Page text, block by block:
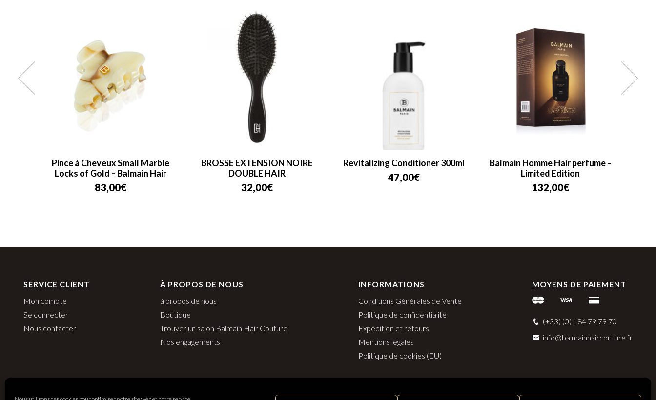
Pince à Cheveux Small Marble
Locks of Gold – Balmain Hair
83,00€
BROSSE EXTENSION NOIRE
DOUBLE HAIR
32,00€
Revitalizing Conditioner 300ml
47,00€
Balmain Homme Hair perfume –
Limited Edition
132,00€
SERVICE CLIENT
Mon compte
Se connecter
Nous contacter
À PROPOS DE NOUS
à propos de nous
Boutique
Trouver un salon Balmain Hair Couture
Nos engagements
INFORMATIONS
Conditions Générales de Vente
Politique de confidentialité
Expédition et retours
Mentions légales
Politique de cookies (EU)
MOYENS DE PAIEMENT
(+33) (0)1 84 79 79 70
info@balmainhaircouture.fr